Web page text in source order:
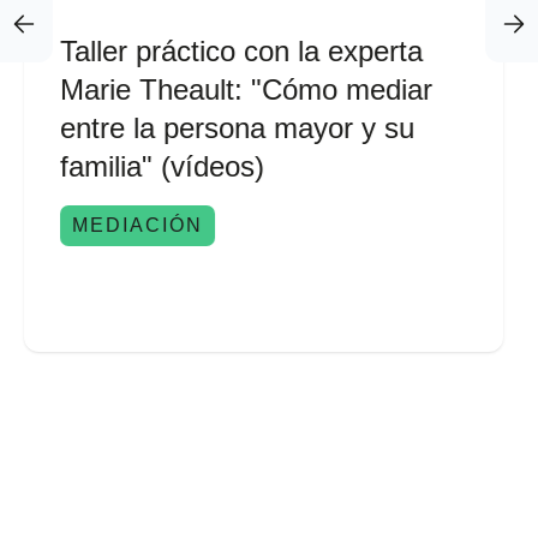
Taller práctico con la experta
Marie Theault: "Cómo mediar
entre la persona mayor y su
familia" (vídeos)
MEDIACIÓN